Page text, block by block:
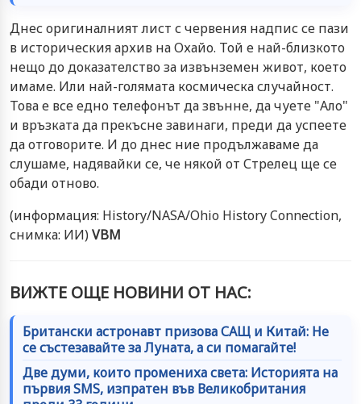
Днес оригиналният лист с червения надпис се пази
в историческия архив на Охайо. Той е най-близкото
нещо до доказателство за извънземен живот, което
имаме. Или най-голямата космическа случайност.
Това е все едно телефонът да звънне, да чуете "Ало"
и връзката да прекъсне завинаги, преди да успеете
да отговорите. И до днес ние продължаваме да
слушаме, надявайки се, че някой от Стрелец ще се
обади отново.
(информация: History/NASA/Ohio History Connection,
снимка: ИИ) VBM
ВИЖТЕ ОЩЕ НОВИНИ ОТ НАС:
Британски астронавт призова САЩ и Китай: Не
се състезавайте за Луната, а си помагайте!
Две думи, които промениха света: Историята на
първия SMS, изпратен във Великобритания